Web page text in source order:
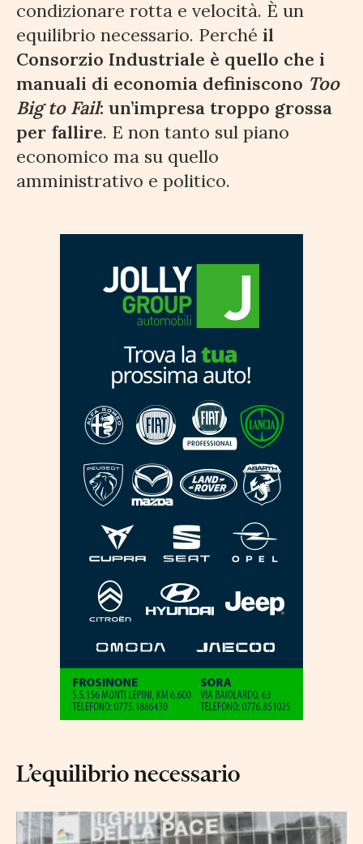
condizionare rotta e velocità. È un
equilibrio necessario. Perché il
Consorzio Industriale è quello che i
manuali di economia definiscono Too
Big to Fail: un’impresa troppo grossa
per fallire. E non tanto sul piano
economico ma su quello
amministrativo e politico.
L’equilibrio necessario